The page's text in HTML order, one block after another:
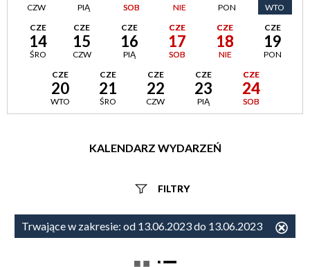
CZW PIĄ SOB NIE PON
WTO
CZE
14
ŚRO
CZE
15
CZW
CZE
16
PIĄ
CZE
17
SOB
CZE
18
NIE
CZE
19
PON
CZE
20
WTO
CZE
21
ŚRO
CZE
22
CZW
CZE
23
PIĄ
CZE
24
SOB
KALENDARZ WYDARZEŃ
FILTRY
Szukana fraza
Trwające w zakresie: od 13.06.2023 do 13.06.2023